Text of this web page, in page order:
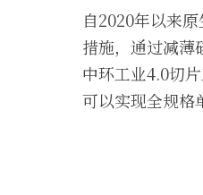
自2020年以来
措施，通过减薄
中环工业4.0切
可以实现全规格